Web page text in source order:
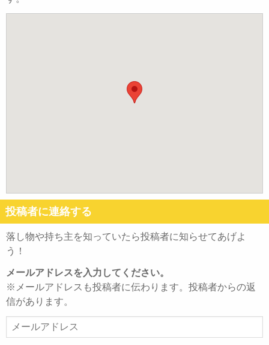
投稿者に連絡する
落し物や持ち主を知っていたら投稿者に知らせてあげよ
う！
メールアドレスを入力してください。
※メールアドレスも投稿者に伝わります。投稿者からの返
信があります。
ー